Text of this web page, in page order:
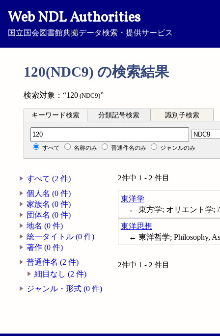
Web NDL Authorities
国立国会図書館典拠データ検索・提供サービス
120(NDC9) の検索結果
検索対象：“120 (NDC9)”
キーワード検索 分類記号検索 識別子検索
分類記号検索
すべて 名称のみ 普通件名のみ ジャンルのみ
すべて (2 件)
個人名 (0 件)
家族名 (0 件)
団体名 (0 件)
地名 (0 件)
統一タイトル (0 件)
著作 (0 件)
普通件名 (2 件)
細目なし (2 件)
ジャンル・形式 (0 件)
2件中 1 - 2 件目
東洋学
← 東方学; オリエント学;
東洋思想
← 東洋哲学; Philosophy,
2件中 1 - 2 件目